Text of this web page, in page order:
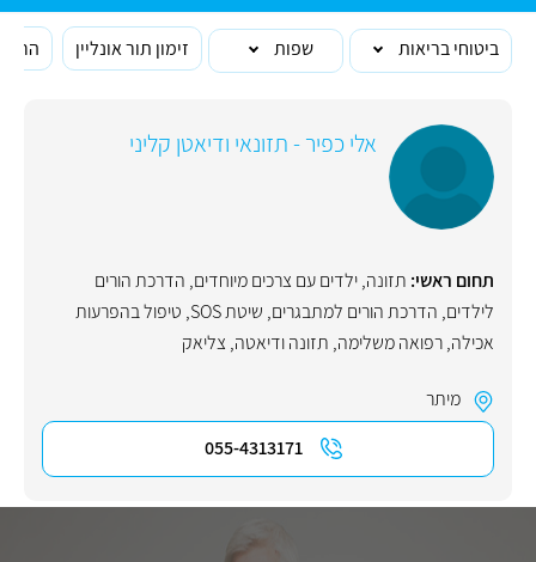
ביטוחי בריאות שפות זימון תור אונליין
אלי כפיר - תזונאי ודיאטן קליני
תחום ראשי: תזונה,ילדים עם צרכים מיוחדים, הדרכת הורים
לילדים, הדרכת הורים למתבגרים, שיטת SOS , טיפול בהפרעות
אכילה,רפואה משלימה, תזונה ודיאטה, צליאק
מיתר
055-4313171